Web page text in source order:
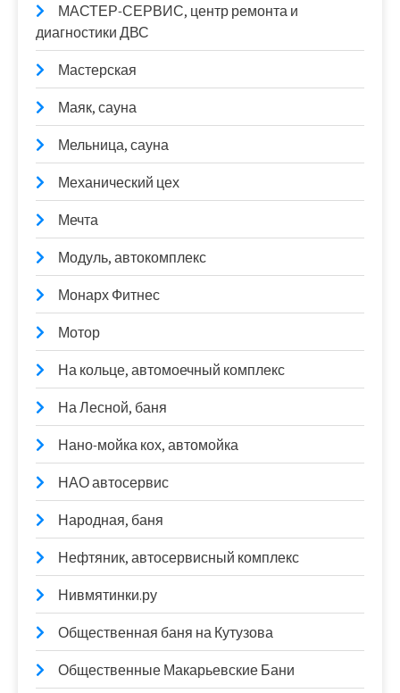
МАСТЕР-СЕРВИС, центр ремонта и
диагностики ДВС
Мастерская
Маяк, сауна
Мельница, сауна
Механический цех
Мечта
Модуль, автокомплекс
Монарх Фитнес
Мотор
На кольце, автомоечный комплекс
На Лесной, баня
Нано-мойка кох, автомойка
НАО автосервис
Народная, баня
Нефтяник, автосервисный комплекс
Нивмятинки.ру
Общественная баня на Кутузова
Общественные Макарьевские Бани